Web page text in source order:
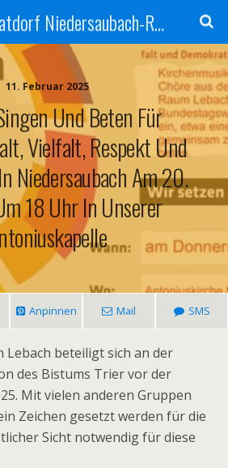
Unser Heimatdorf Niedersaubach-Rümmelbach
11. Februar 2025
Und Beten Für
Vielfalt, Respekt Und
Niedersaubach Am 20.
18 Uhr In Unserer
Anpinnen Mail SMS
Lebach beteiligt sich an der
des Bistums Trier vor der
Mit vielen anderen Gruppen
Zeichen gesetzt werden für die
Sicht notwendig für diese